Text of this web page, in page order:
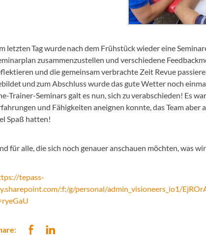
letzten Tag wurde nach dem Frühstück wieder eine
zusammenzustellen und verschiedene
und die gemeinsam verbrachte Zeit Revue
und zum Abschluss wurde das gute Wetter noch
Trainer-Seminars galt es nun, sich zu verabschieden! Es
und Fähigkeiten aneignen konnte, das Team
Spaß hatten!
für alle, die sich noch genauer anschauen möchten, was
tepass-
:f:/g/personal/admin_visioneers_io1/